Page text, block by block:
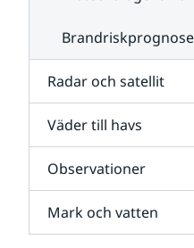
Radar och satellit
Väder till havs
Observationer
Mark och vatten